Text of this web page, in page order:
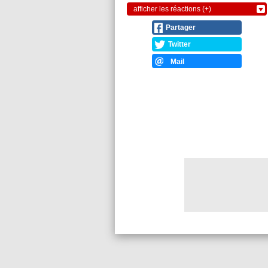
afficher les réactions (+)
Partager
Twitter
Mail